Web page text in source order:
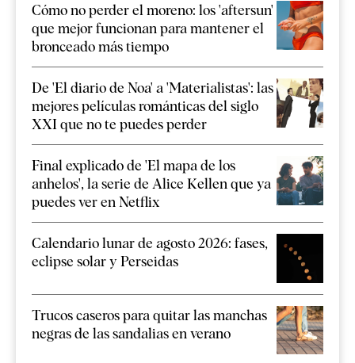
Cómo no perder el moreno: los 'aftersun'
que mejor funcionan para mantener el
bronceado más tiempo
De 'El diario de Noa' a 'Materialistas': las
mejores películas románticas del siglo
XXI que no te puedes perder
Final explicado de 'El mapa de los
anhelos', la serie de Alice Kellen que ya
puedes ver en Netflix
Calendario lunar de agosto 2026: fases,
eclipse solar y Perseidas
Trucos caseros para quitar las manchas
negras de las sandalias en verano